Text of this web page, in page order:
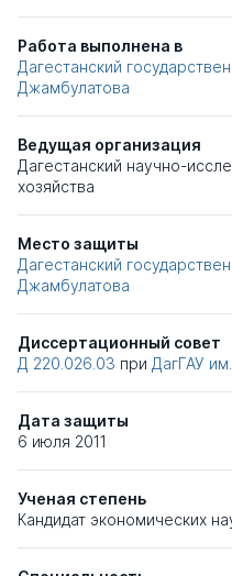
Работа выполнена в
Дагестанский
Джамбулатова
Ведущая организация
Дагестанский научно-
хозяйства
Место защиты
Дагестанский
Джамбулатова
Диссертационный совет
Д 220.026.03 при ДагГАУ
Дата защиты
6 июля 2011
Ученая степень
Кандидат экономических